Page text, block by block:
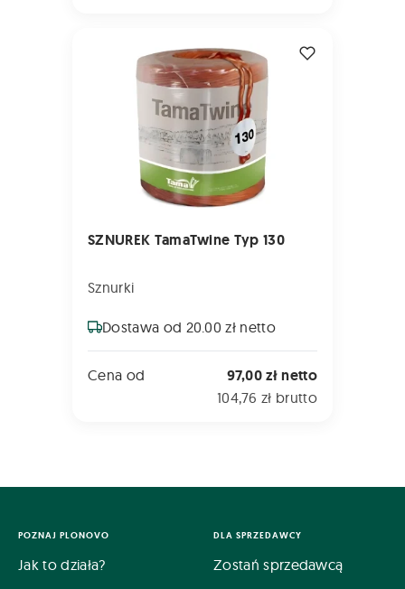
SZNUREK TamaTwine Typ 130
Sznurki
Dostawa od 20.00 zł netto
Cena od 97,00 zł netto
104,76 zł brutto
POZNAJ PLONOVO
Jak to działa?
DLA SPRZEDAWCY
Zostań sprzedawcą